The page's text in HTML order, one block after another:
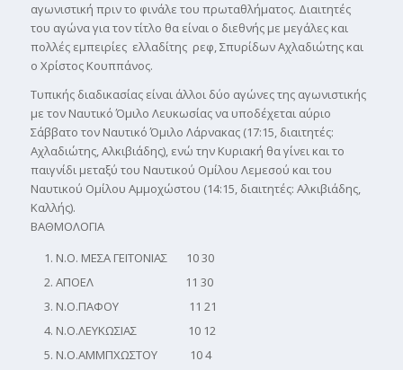
αγωνιστική πριν το φινάλε του πρωταθλήματος. Διαιτητές
του αγώνα για τον τίτλο θα είναι ο διεθνής με μεγάλες και
πολλές εμπειρίες ελλαδίτης ρεφ, Σπυρίδων Αχλαδιώτης και
ο Χρίστος Κουππάνος.
Τυπικής διαδικασίας είναι άλλοι δύο αγώνες της αγωνιστικής
με τον Ναυτικό Όμιλο Λευκωσίας να υποδέχεται αύριο
Σάββατο τον Ναυτικό Όμιλο Λάρνακας (17:15, διαιτητές:
Αχλαδιώτης, Αλκιβιάδης), ενώ την Κυριακή θα γίνει και το
παιγνίδι μεταξύ του Ναυτικού Ομίλου Λεμεσού και του
Ναυτικού Ομίλου Αμμοχώστου (14:15, διαιτητές: Αλκιβιάδης,
Καλλής).
ΒΑΘΜΟΛΟΓΙΑ
Ν.Ο. ΜΕΣΑ ΓΕΙΤΟΝΙΑΣ 10 30
ΑΠΟΕΛ 11 30
Ν.Ο.ΠΑΦΟΥ 11 21
Ν.Ο.ΛΕΥΚΩΣΙΑΣ 10 12
Ν.Ο.ΑΜΜΠΧΩΣΤΟΥ 10 4